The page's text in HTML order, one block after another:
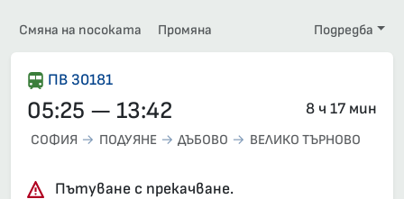
Смяна на посоката Промяна Подредба
ПВ 30181
05:25 — 13:42 8 ч 17 мин
СОФИЯ ПОДУЯНЕ ДЪБОВО ВЕЛИКО ТЪРНОВО
Пътуване с прекачване.